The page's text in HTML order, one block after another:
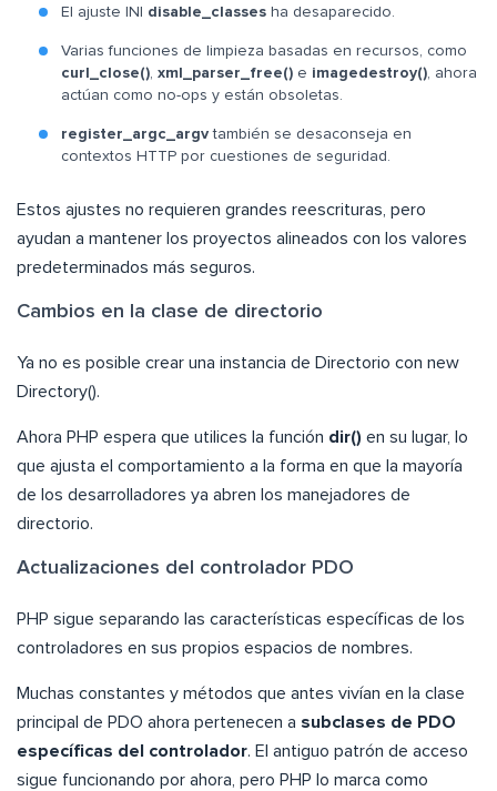
El ajuste INI disable_classes ha desaparecido.
Varias funciones de limpieza basadas en recursos, como
curl_close(), xml_parser_free() e imagedestroy(), ahora
actúan como no-ops y están obsoletas.
register_argc_argv también se desaconseja en
contextos HTTP por cuestiones de seguridad.
Estos ajustes no requieren grandes reescrituras, pero
ayudan a mantener los proyectos alineados con los valores
predeterminados más seguros.
Cambios en la clase de directorio
Ya no es posible crear una instancia de Directorio con new
Directory().
Ahora PHP espera que utilices la función dir() en su lugar, lo
que ajusta el comportamiento a la forma en que la mayoría
de los desarrolladores ya abren los manejadores de
directorio.
Actualizaciones del controlador PDO
PHP sigue separando las características específicas de los
controladores en sus propios espacios de nombres.
Muchas constantes y métodos que antes vivían en la clase
principal de PDO ahora pertenecen a subclases de PDO
específicas del controlador. El antiguo patrón de acceso
sigue funcionando por ahora, pero PHP lo marca como